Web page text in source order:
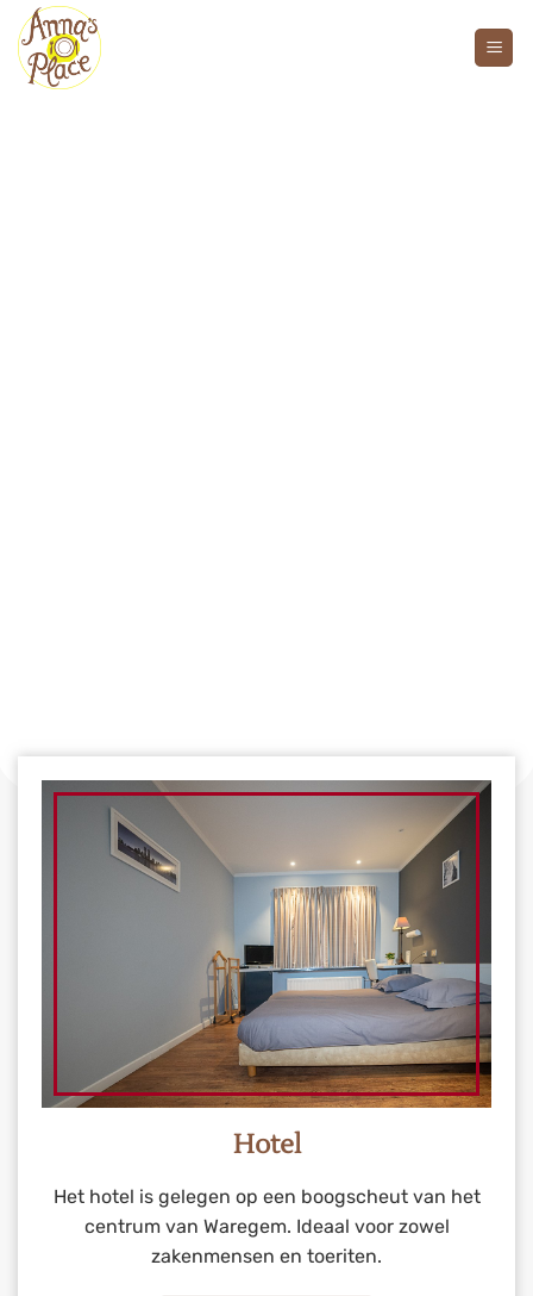
Hotel
Het hotel is gelegen op een boogscheut van het
centrum van Waregem. Ideaal voor zowel
zakenmensen en toeriten.